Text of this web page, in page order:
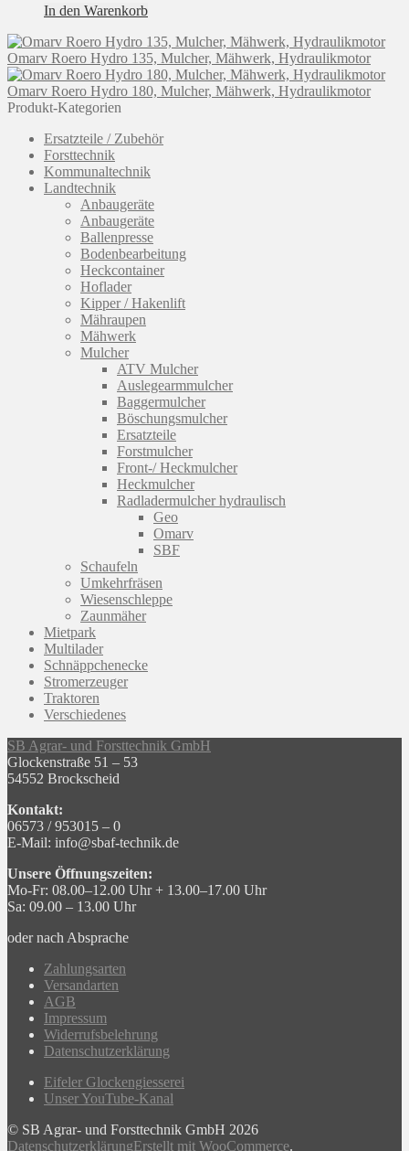
In den Warenkorb
Omarv Roero Hydro 135, Mulcher, Mähwerk, Hydraulikmotor
Omarv Roero Hydro 180, Mulcher, Mähwerk, Hydraulikmotor
Produkt-Kategorien
Ersatzteile / Zubehör
Forsttechnik
Kommunaltechnik
Landtechnik
Anbaugeräte
Anbaugeräte
Ballenpresse
Bodenbearbeitung
Heckcontainer
Hoflader
Kipper / Hakenlift
Mähraupen
Mähwerk
Mulcher
ATV Mulcher
Auslegearmmulcher
Baggermulcher
Böschungsmulcher
Ersatzteile
Forstmulcher
Front-/ Heckmulcher
Heckmulcher
Radladermulcher hydraulisch
Geo
Omarv
SBF
Schaufeln
Umkehrfräsen
Wiesenschleppe
Zaunmäher
Mietpark
Multilader
Schnäppchenecke
Stromerzeuger
Traktoren
Verschiedenes
SB Agrar- und Forsttechnik GmbH
Glockenstraße 51 – 53
54552 Brockscheid
Kontakt:
06573 / 953015 – 0
E-Mail: info@sbaf-technik.de
Unsere Öffnungszeiten:
Mo-Fr: 08.00–12.00 Uhr + 13.00–17.00 Uhr
Sa: 09.00 – 13.00 Uhr
oder nach Absprache
Zahlungsarten
Versandarten
AGB
Impressum
Widerrufsbelehrung
Datenschutzerklärung
Eifeler Glockengiesserei
Unser YouTube-Kanal
© SB Agrar- und Forsttechnik GmbH 2026
DatenschutzerklärungErstellt mit WooCommerce.